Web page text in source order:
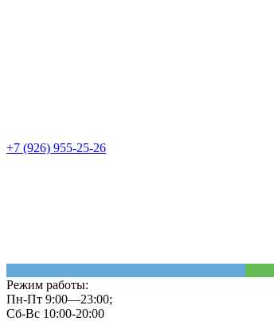
+7 (926) 955-25-26
Режим работы:
Пн-Пт 9:00—23:00;
Сб-Вс 10:00-20:00